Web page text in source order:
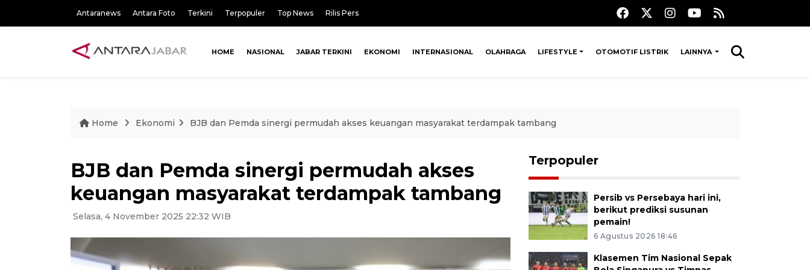
Antaranews Antara Foto Terkini Terpopuler Top News Rilis Pers
HOME NASIONAL JABAR TERKINI EKONOMI INTERNASIONAL OLAHRAGA LIFESTYLE OTOMOTIF LISTRIK LAINNYA
Home Ekonomi BJB dan Pemda sinergi permudah akses keuangan masyarakat terdampak tambang
BJB dan Pemda sinergi permudah akses
keuangan masyarakat terdampak tambang
Selasa, 4 November 2025 22:32 WIB
Terpopuler
Persib vs Persebaya hari ini,
berikut prediksi susunan
pemain!
6 Agustus 2026 18:46
Klasemen Tim Nasional Sepak